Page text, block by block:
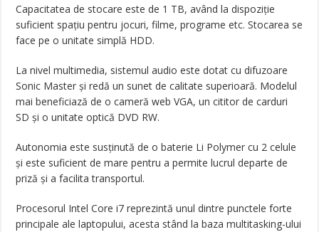
Capacitatea de stocare este de 1 TB, având la dispoziție
suficient spațiu pentru jocuri, filme, programe etc. Stocarea se
face pe o unitate simplă HDD.
La nivel multimedia, sistemul audio este dotat cu difuzoare
Sonic Master și redă un sunet de calitate superioară. Modelul
mai beneficiază de o cameră web VGA, un cititor de carduri
SD și o unitate optică DVD RW.
Autonomia este susținută de o baterie Li Polymer cu 2 celule
și este suficient de mare pentru a permite lucrul departe de
priză și a facilita transportul.
Procesorul Intel Core i7 reprezintă unul dintre punctele forte
principale ale laptopului, acesta stând la baza multitasking-ului